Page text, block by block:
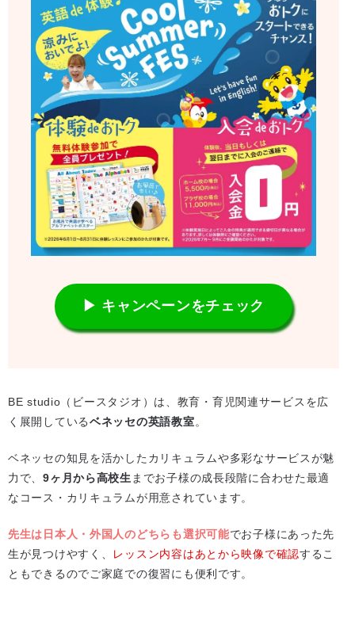
▶ キャンペーンをチェック
BE studio（ビースタジオ）は、教育・育児関連サービスを広
く展開しているベネッセの英語教室。
ベネッセの知見を活かしたカリキュラムや多彩なサービスが魅
力で、9ヶ月から高校生 までお子様の成長段階に合わせた最適
なコース・カリキュラムが用意されています。
先生は日本人・外国人のどちらも選択可能でお子様にあった先
生が見つけやすく、 レッスン内容はあとから映像で確認するこ
ともできるのでご家庭での復習にも便利です。